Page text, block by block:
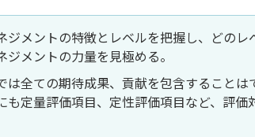
ジメントの特徴とレベルを把握し、どの
ジメントの力量を見極める。
は全ての期待成果、貢献を包含すること
も定量評価項目、定性評価項目など、評